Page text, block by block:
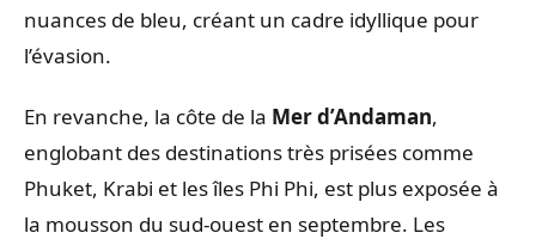
nuances de bleu, créant un cadre idyllique pour
l’évasion.
En revanche, la côte de la Mer d’Andaman,
englobant des destinations très prisées comme
Phuket, Krabi et les îles Phi Phi, est plus exposée à
la mousson du sud-ouest en septembre. Les